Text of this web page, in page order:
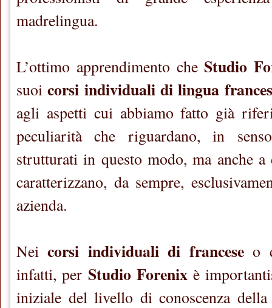
madrelingua.
L’ottimo apprendimento cheStudio
suoicorsi individuali di lingua
agli aspetti cui abbiamo fatto già
peculiarità che riguardano, in
strutturati in questo modo, ma anche
caratterizzano, da sempre,
azienda.
Neicorsi individuali di francese o
infatti, per Studio Forenixè
iniziale del livello di conoscenza